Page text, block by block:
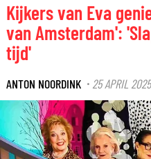
Kijkers van Eva
van Amsterdam':
tijd'
ANTON NOORDINK · 25 APRIL